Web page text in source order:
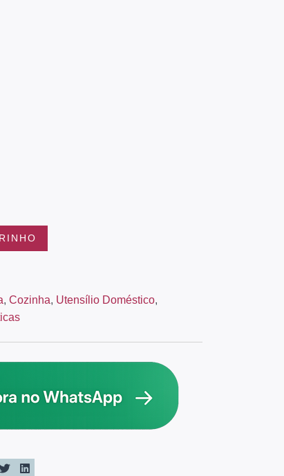
, Cozinha, Utensílio Doméstico,